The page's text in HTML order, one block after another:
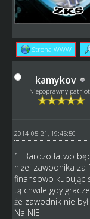
Strona WWW
kamykov
Niepoprawny
2014-05-21, 19:45:50
1. Bardzo łatwo
niżej zawodnika
finansowo kupując
tą chwile gdy
że zawodnik nie
Na NIE